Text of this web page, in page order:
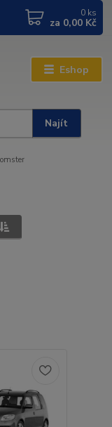
Eshop
Najít
0 ks
za 0,00 Kč